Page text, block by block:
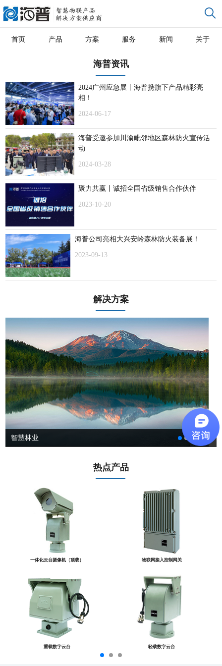
首页 产品 方案 服务 新闻 关于
海普资讯
2024广州应急展丨海普携旗下产品精彩亮
相！
2024-06-17
海普受邀参加川渝毗邻地区森林防火宣传活
动
2024-03-28
聚力共赢丨诚招全国省级销售合作伙伴
2023-10-20
海普公司亮相大兴安岭森林防火装备展！
2023-09-13
解决方案
智慧林业
热点产品
一体化云台摄像机（顶载） 物联网接入控制网关
重载数字云台 轻载数字云台